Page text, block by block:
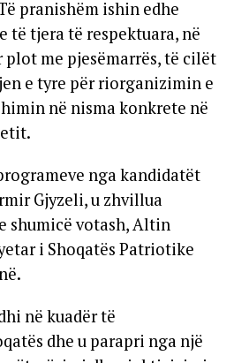
pranishëm ishin edhe
të tjera të respektuara, në
plot me pjesëmarrës, të cilët
e tyre për riorganizimin e
në nisma konkrete në
nga kandidatët
Gjyzeli, u zhvillua
shumicë votash, Altin
i Shoqatës Patriotike
në kuadër të
dhe u parapri nga një